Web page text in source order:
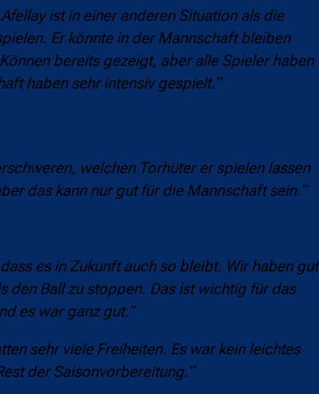
ist in einer anderen Situation als die
Er könnte in der Mannschaft bleiben
bereits gezeigt, aber alle Spieler haben
haben sehr intensiv gespielt.“
welchen Torhüter er spielen lassen
das kann nur gut für die Mannschaft sein.“
es in Zukunft auch so bleibt. Wir haben gut
den Ball zu stoppen. Das ist wichtig für das
es war ganz gut.“
sehr viele Freiheiten. Es war kein leichtes
der Saisonvorbereitung.“